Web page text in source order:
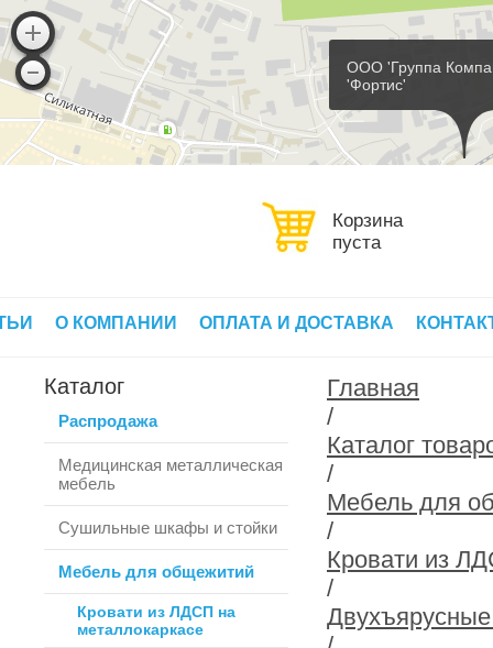
ООО 'Группа
'Фортис'
Корзина
пуста
О КОМПАНИИ ОПЛАТА И ДОСТАВКА
Каталог
Распродажа
Медицинская металлическая
мебель
Сушильные шкафы и стойки
Мебель для общежитий
Кровати из ЛДСП на
металлокаркасе
Главная
/
Каталог
/
Мебель для
/
Кровати из
/